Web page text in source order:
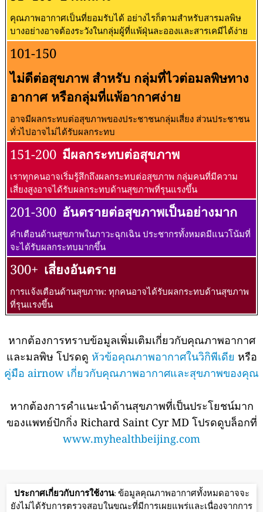
คุณภาพอากาศเป็นที่ยอมรับได้ อย่างไรก็ตามสำหรับสารมลพิษ
บางอย่างอาจต้องระวังในกลุ่มผู้ที่แพ้ฝุ่นละอองและสารเคมีได้ง่าย
101-150
ไม่ดีต่อสุขภาพ สำหรับ กลุ่มที่ไวต่อมลพิษทาง
อากาศ หรือกลุ่มที่แพ้อากาศง่าย
อาจมีผลกระทบต่อสุขภาพของประชาชนกลุ่มเสี่ยง ส่วนประชาชน
ทั่วไปอาจไม่ได้รับผลกระทบ
151-200 มีผลกระทบต่อสุขภาพ
เราทุกคนอาจเริ่มรู้สึกถึงผลกระทบต่อสุขภาพ กลุ่มคนที่มีความ
เสี่ยงสูงอาจได้รับผลกระทบด้านสุขภาพที่รุนแรงขึ้น
201-300 อันตรายต่อสุขภาพเป็นอย่างมาก
คำเตือนด้านสุขภาพในภาวะฉุกเฉิน ประชากรทั้งหมดมีแนวโน้มที่
จะได้รับผลกระทบมากขึ้น
300+ เสี่ยงอันตราย
การแจ้งเตือนด้านสุขภาพ: ทุกคนอาจได้รับผลกระทบด้านสุขภาพ
ที่รุนแรงขึ้น
หากต้องการทราบข้อมูลเพิ่มเติมเกี่ยวกับคุณภาพอากาศ
และมลพิษ โปรดดู หัวข้อคุณภาพอากาศในวิกิพีเดีย หรือ
คู่มือ airnow เกี่ยวกับคุณภาพอากาศและสุขภาพของคุณ
หากต้องการคำแนะนำด้านสุขภาพที่เป็นประโยชน์มาก
ของแพทย์ปักกิ่ง Richard Saint Cyr MD โปรดดูบล็อกที่
www.myhealthbeijing.com
ประกาศเกี่ยวกับการใช้งาน: ข้อมูลคุณภาพอากาศทั้งหมดอาจจะ
ยังไม่ได้รับการตรวจสอบในขณะที่มีการเผยแพร่และเนื่องจากการ